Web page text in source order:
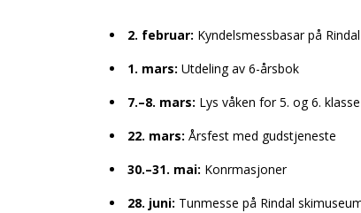
2. februar: Kyndelsmessbasar på
1. mars: Utdeling av 6-årsbok
7.–8. mars: Lys våken for 5. og 6. klasse
22. mars: Årsfest med gudstjeneste
30.–31. mai: Konfirmasjoner
28. juni: Tunmesse på Rindal